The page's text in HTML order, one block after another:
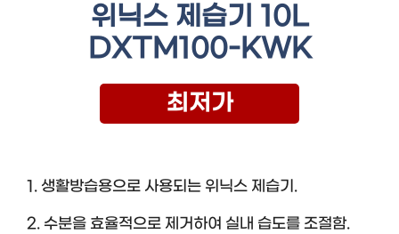
위닉스 제습기 10L
DXTM100-KWK
최저가
1. 생활방습용으로 사용되는 위닉스 제습기.
2. 수분을 효율적으로 제거하여 실내 습도를 조절함.